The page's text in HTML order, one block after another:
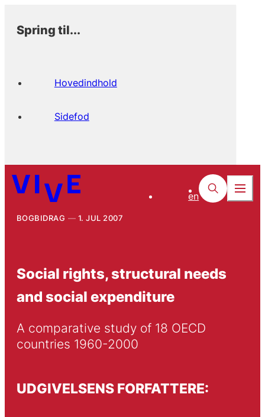
Spring til...
Hovedindhold
Sidefod
en
BOGBIDRAG 1. JUL 2007
Social rights, structural needs
and social expenditure
A comparative study of 18 OECD
countries 1960-2000
UDGIVELSENS FORFATTERE: